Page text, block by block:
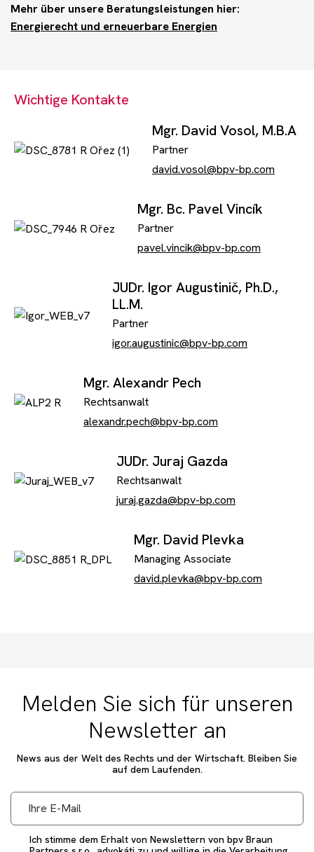
Benötigen Sie Beratung?
Mehr über unsere Beratungsleistungen hier:
Energierecht und erneuerbare Energien
Wichtige Kontakte
Mgr. David Vosol, M.B.A
Partner
david.vosol@bpv-bp.com
Mgr. Bc. Pavel Vincík
Partner
pavel.vincik@bpv-bp.com
JUDr. Igor Augustinič, Ph.D.,
LL.M.
Partner
igor.augustinic@bpv-bp.com
Mgr. Alexandr Pech
Rechtsanwalt
alexandr.pech@bpv-bp.com
JUDr. Juraj Gazda
Rechtsanwalt
juraj.gazda@bpv-bp.com
Mgr. David Plevka
Managing Associate
david.plevka@bpv-bp.com
Melden Sie sich für unseren
Newsletter an
News aus der Welt des Rechts und der Wirtschaft. Bleiben Sie
auf dem Laufenden.
Ich stimme dem Erhalt von Newslettern von bpv Braun